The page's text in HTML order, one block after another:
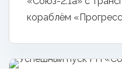
кораблём